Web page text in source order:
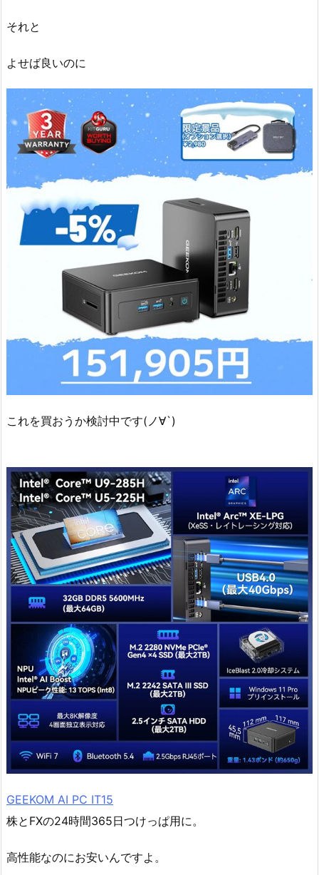
それと
よせば良いのに
これを買おうか検討中です(ノ∀`)
GEEKOM AI PC IT15
株とFXの24時間365日つけっぱ用に。
高性能なのにお安いんですよ。